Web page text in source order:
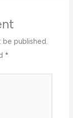
be published.
*